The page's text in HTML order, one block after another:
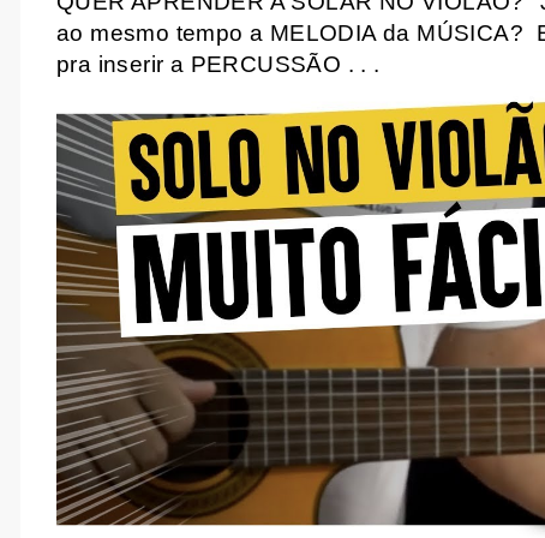
ao mesmo tempo a MELODIA da MÚSICA?
pra inserir a PERCUSSÃO . . .